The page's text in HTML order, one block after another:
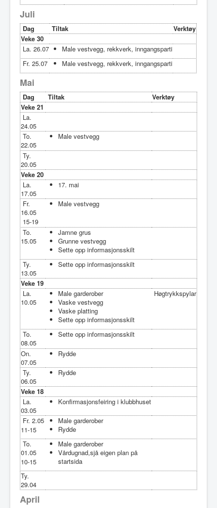
Juli
Dag Tiltak
Verktøy
Veke 30
La. 26.07
Male vestvegg, rekkverk, inngangsparti
Fr. 25.07
Male vestvegg, rekkverk, inngangsparti
Mai
Dag Tiltak
Verktøy
Veke 21
La.
24.05
To.
22.05
Male vestvegg
Ty.
20.05
Veke 20
La.
17.05
17. mai
Fr.
16.05
15-19
Male vestvegg
To.
15.05
Jamne grus
Grunne vestvegg
Sette opp informasjonsskilt
Ty.
13.05
Sette opp informasjonsskilt
Veke 19
La.
10.05
Male garderober
Vaske vestvegg
Vaske platting
Sette opp informasjonsskilt
Høgtrykkspylar
To.
08.05
Sette opp informasjonsskilt
On.
07.05
Rydde
Ty.
06.05
Rydde
Veke 18
La.
03.05
Konfirmasjonsfeiring i klubbhuset
Fr. 2.05
11-15
Male garderober
Rydde
To.
01.05
10-15
Male garderober
Vårdugnad,sjå eigen plan på
startsida
Ty.
29.04
April